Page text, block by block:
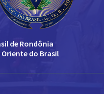
de Rondônia
do Brasil